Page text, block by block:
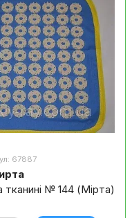
67887
тканині № 144 (Мірта)